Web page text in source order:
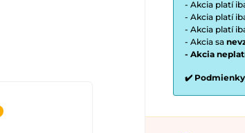
- Akcia platí
- Akcia platí
- Akcia platí
- Akcia sa
- Akcia
✔️